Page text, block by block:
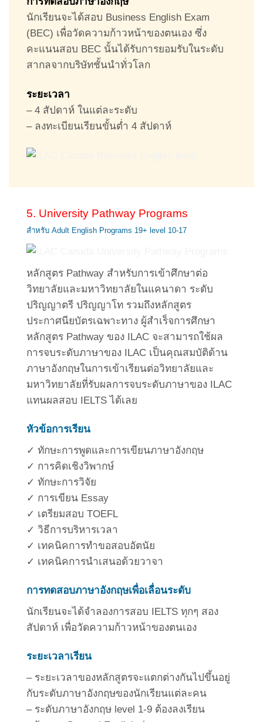
นักเรียนจะได้สอบ Business English Exam
(BEC) เพื่อวัดความก้าวหน้าของตนเอง ซึ่ง
คะแนนสอบ BEC นั้นได้รับการยอมรับในระดับ
สากลจากบริษัทชั้นนำทั่วโลก
ระยะเวลา
– 4 สัปดาห์ ในแต่ละระดับ
– ลงทะเบียนเรียนขั้นต่ำ 4 สัปดาห์
5. University Pathway Programs
สำหรับ Adult English Programs 19+ level 10-17
หลักสูตร Pathway สำหรับการเข้าศึกษาต่อ
วิทยาลัยและมหาวิทยาลัยในแคนาดา ระดับ
ปริญญาตรี ปริญญาโท รวมถึงหลักสูตร
ประกาศนียบัตรเฉพาะทาง ผู้สำเร็จการศึกษา
หลักสูตร Pathway ของ ILAC จะสามารถใช้ผล
การจบระดับภาษาของ ILAC เป็นคุณสมบัติด้าน
ภาษาอังกฤษในการเข้าเรียนต่อวิทยาลัยและ
มหาวิทยาลัยที่รับผลการจบระดับภาษาของ ILAC
แทนผลสอบ IELTS ได้เลย
หัวข้อการเรียน
✓ ทักษะการพูดและการเขียนภาษาอังกฤษ
✓ การคิดเชิงวิพากษ์
✓ ทักษะการวิจัย
✓ การเขียน Essay
✓ เตรียมสอบ TOEFL
✓ วิธีการบริหารเวลา
✓ เทคนิคการทำขอสอบอัตนัย
✓ เทคนิคการนำเสนอด้วยวาจา
การทดสอบภาษาอังกฤษเพื่อเลื่อนระดับ
นักเรียนจะได้จำลองการสอบ IELTS ทุกๆ สอง
สัปดาห์ เพื่อวัดความก้าวหน้าของตนเอง
ระยะเวลาเรียน
– ระยะเวลาของหลักสูตรจะแตกต่างกันไปขึ้นอยู่
กับระดับภาษาอังกฤษของนักเรียนแต่ละคน
– ระดับภาษาอังกฤษ level 1-9 ต้องลงเรียน